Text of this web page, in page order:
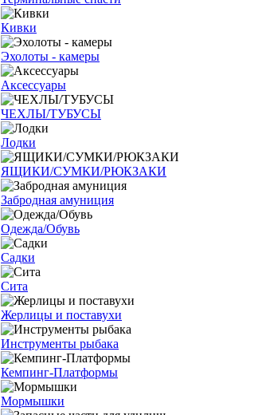
Кивки
Эхолоты - камеры
Аксессуары
ЧЕХЛЫ/ТУБУСЫ
Лодки
ЯЩИКИ/СУМКИ/РЮКЗАКИ
Забродная амуниция
Одежда/Обувь
Садки
Сита
Жерлицы и поставухи
Инструменты рыбака
Кемпинг-Платформы
Мормышки